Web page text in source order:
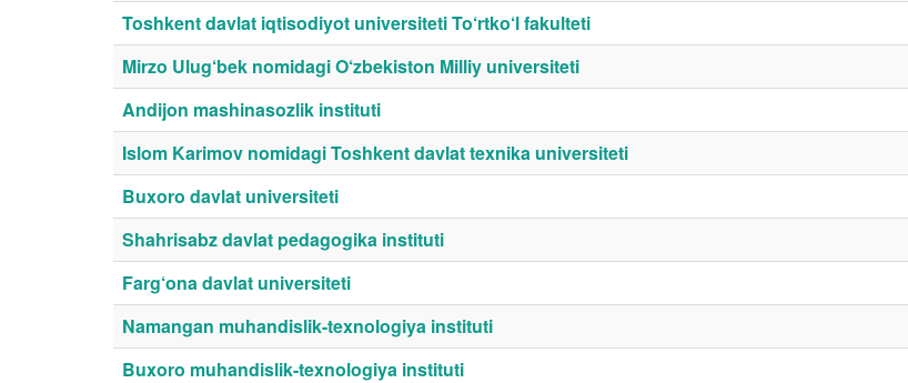
Toshkent davlat iqtisodiyot universiteti To‘rtko‘l fakulteti
Mirzo Ulug‘bek nomidagi O‘zbekiston Milliy universiteti
Andijon mashinasozlik instituti
Islom Karimov nomidagi Toshkent davlat texnika universiteti
Buxoro davlat universiteti
Shahrisabz davlat pedagogika instituti
Farg‘ona davlat universiteti
Namangan muhandislik-texnologiya instituti
Buxoro muhandislik-texnologiya instituti